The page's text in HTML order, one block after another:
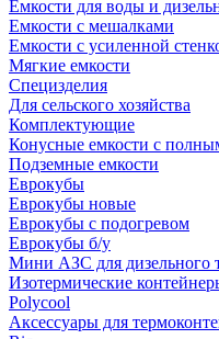
Емкости для воды и
Емкости с мешалками
Емкости с усиленной
Мягкие емкости
Специзделия
Для сельского хозяйства
Комплектующие
Конусные емкости с
Подземные емкости
Еврокубы
Еврокубы новые
Еврокубы с подогревом
Еврокубы б/у
Мини АЗС для дизельного
Изотермические
Polycool
Аксессуары для